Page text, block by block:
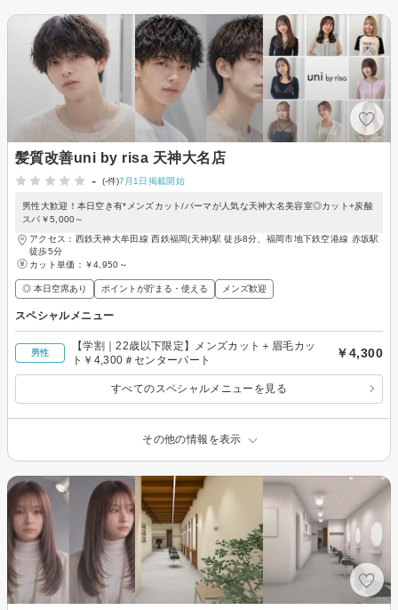
髪質改善uni by risa 天神大名店
-
(-件)7月1日掲載開始
男性大歓迎！本日空き有*メンズカット/パーマが人気な天神大名美容室◎カット+炭酸
スパ￥5,000～
アクセス：西鉄天神大牟田線 西鉄福岡(天神)駅 徒歩8分、福岡市地下鉄空港線 赤坂駅
徒歩5分
カット単価： ￥4,950～
◎ 本日空席あり ポイントが貯まる・使える メンズ歓迎
スペシャルメニュー
男性
【学割｜22歳以下限定】メンズカット＋眉毛カッ
ト￥4,300＃センターパート
￥4,300
すべてのスペシャルメニューを見る
その他の情報を表示